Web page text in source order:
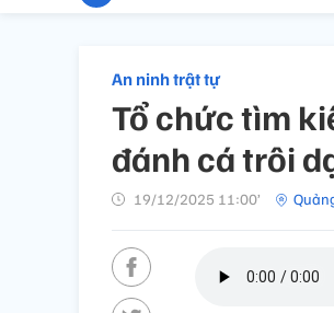
An ninh trật tự
Tổ chức tìm
đánh cá trôi
19/12/2025 11:00’